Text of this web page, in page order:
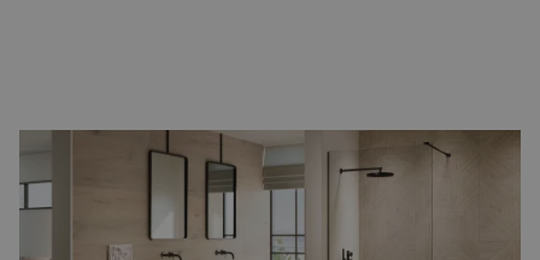
Houtlook badkamertegels
De warmte van hout, gecombineerd met het gemak van
keramiek. Daardoor zijnhoutlook badkamertegels